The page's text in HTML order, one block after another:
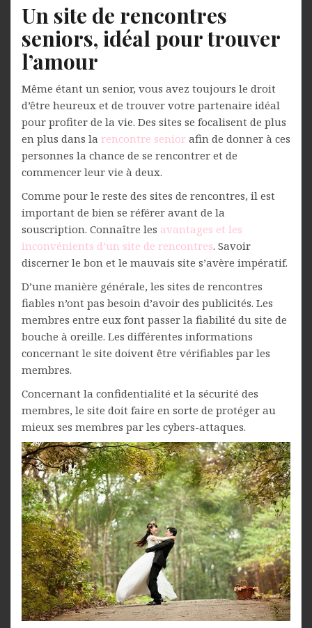
Un site de rencontres
seniors, idéal pour trouver
l’amour
Même étant un senior, vous avez toujours le droit
d’être heureux et de trouver votre partenaire idéal
pour profiter de la vie. Des sites se focalisent de plus
en plus dans la rencontre senior afin de donner à ces
personnes la chance de se rencontrer et de
commencer leur vie à deux.
Comme pour le reste des sites de rencontres, il est
important de bien se référer avant de la
souscription. Connaître les avantages et les
inconvénients d’un site de rencontres. Savoir
discerner le bon et le mauvais site s’avère impératif.
D’une manière générale, les sites de rencontres
fiables n’ont pas besoin d’avoir des publicités. Les
membres entre eux font passer la fiabilité du site de
bouche à oreille. Les différentes informations
concernant le site doivent être vérifiables par les
membres.
Concernant la confidentialité et la sécurité des
membres, le site doit faire en sorte de protéger au
mieux ses membres par les cybers-attaques.